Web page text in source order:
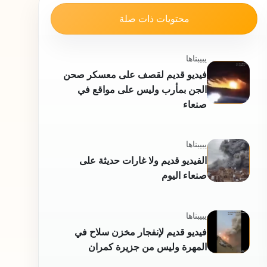
محتويات ذات صلة
يبيبناها
فيديو قديم لقصف على معسكر صحن
الجن بمأرب وليس على مواقع في
صنعاء
يبيبناها
الفيديو قديم ولا غارات حديثة على
صنعاء اليوم
يبيبناها
فيديو قديم لإنفجار مخزن سلاح في
المهرة وليس من جزيرة كمران